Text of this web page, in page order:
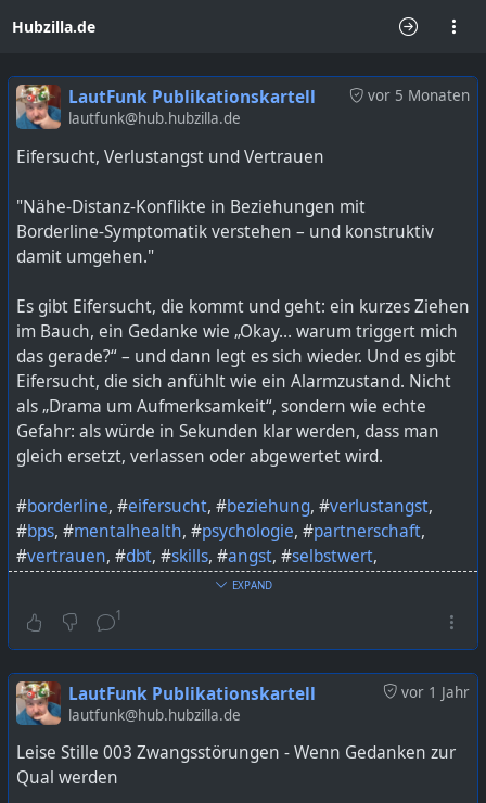
Hubzilla.de
vor 5 Monaten
LautFunk Publikationskartell
lautfunk@hub.hubzilla.de
Eifersucht, Verlustangst und Vertrauen
"Nähe‑Distanz‑Konflikte in Beziehungen mit
Borderline‑Symptomatik verstehen – und konstruktiv
damit umgehen."
Es gibt Eifersucht, die kommt und geht: ein kurzes Ziehen
im Bauch, ein Gedanke wie „Okay… warum triggert mich
das gerade?“ – und dann legt es sich wieder. Und es gibt
Eifersucht, die sich anfühlt wie ein Alarmzustand. Nicht
als „Drama um Aufmerksamkeit“, sondern wie echte
Gefahr: als würde in Sekunden klar werden, dass man
gleich ersetzt, verlassen oder abgewertet wird.
#borderline, #eifersucht, #beziehung, #verlustangst,
#bps, #mentalhealth, #psychologie, #partnerschaft,
#vertrauen, #dbt, #skills, #angst, #selbstwert,
emotionen, #
achtsamkeit
lautfunk
Bild KI generiert mit ChatGPT
https://lautfunk.uber.space/eifersucht-verlustangst-
und-vertrauen/https://lautfunk.uber.space/eifersucht-
verlustangst-und-vertrauen/
EXPAND
1
vor 1 Jahr
LautFunk Publikationskartell
lautfunk@hub.hubzilla.de
Leise Stille 003 Zwangsstörungen - Wenn Gedanken zur
Qual werden